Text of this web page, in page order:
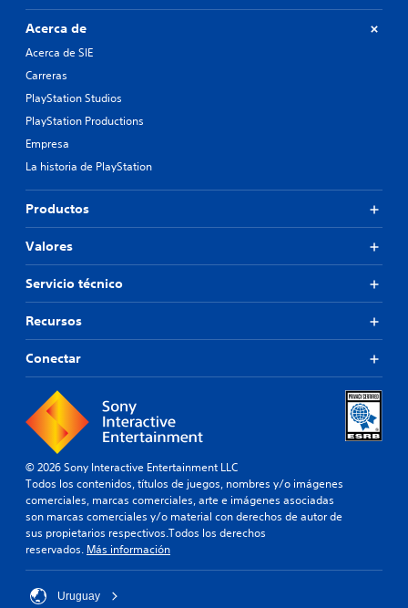
Acerca de
Acerca de SIE
Carreras
PlayStation Studios
PlayStation Productions
Empresa
La historia de PlayStation
Productos
Valores
Servicio técnico
Recursos
Conectar
© 2026 Sony Interactive Entertainment LLC
Todos los contenidos, títulos de juegos, nombres y/o imágenes
comerciales, marcas comerciales, arte e imágenes asociadas
son marcas comerciales y/o material con derechos de autor de
sus propietarios respectivos.Todos los derechos
reservados. Más información
Uruguay